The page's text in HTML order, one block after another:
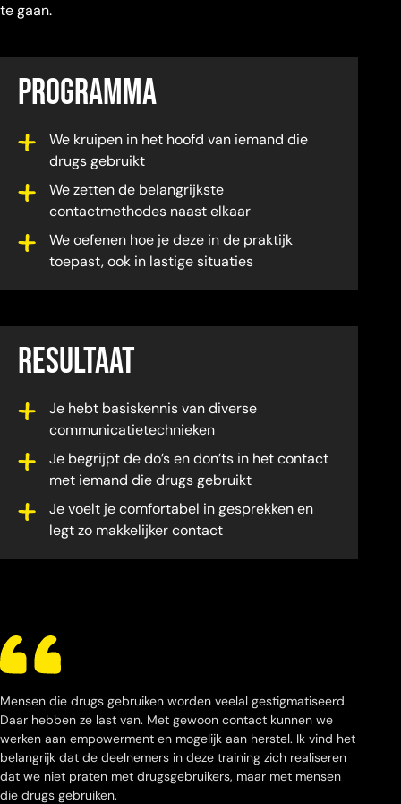
te gaan.
Programma
We kruipen in het hoofd van iemand die
drugs gebruikt
We zetten de belangrijkste
contactmethodes naast elkaar
We oefenen hoe je deze in de praktijk
toepast, ook in lastige situaties
RESULTAAT
Je hebt basiskennis van diverse
communicatietechnieken
Je begrijpt de do’s en don’ts in het contact
met iemand die drugs gebruikt
Je voelt je comfortabel in gesprekken en
legt zo makkelijker contact
Mensen die drugs gebruiken worden veelal gestigmatiseerd.
Daar hebben ze last van. Met gewoon contact kunnen we
werken aan empowerment en mogelijk aan herstel. Ik vind het
belangrijk dat de deelnemers in deze training zich realiseren
dat we niet praten met drugsgebruikers, maar met mensen
die drugs gebruiken.